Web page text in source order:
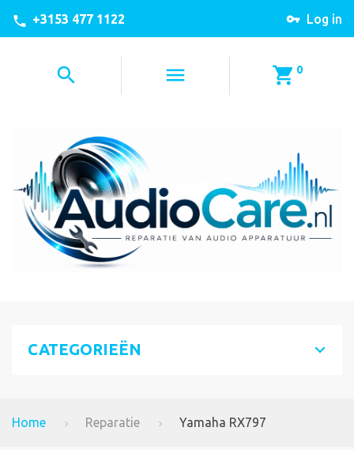
Log in
+3153 477 1122
0
CATEGORIEËN
Home Reparatie Yamaha RX797